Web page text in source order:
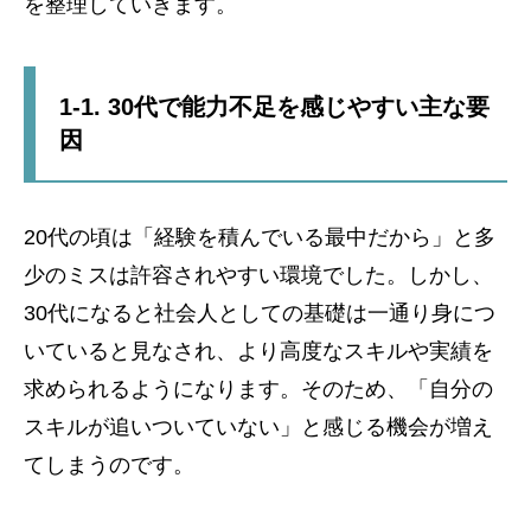
を整理していきます。
1-1. 30代で能力不足を感じやすい主な要
因
20代の頃は「経験を積んでいる最中だから」と多
少のミスは許容されやすい環境でした。しかし、
30代になると社会人としての基礎は一通り身につ
いていると見なされ、より高度なスキルや実績を
求められるようになります。そのため、「自分の
スキルが追いついていない」と感じる機会が増え
てしまうのです。